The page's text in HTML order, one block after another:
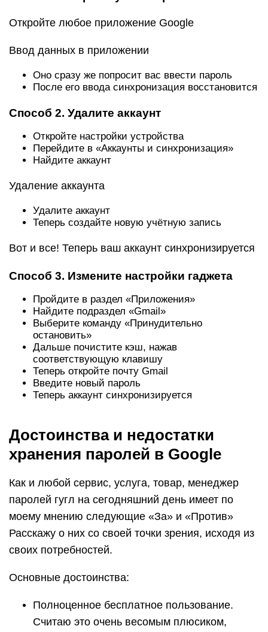
Откройте любое приложение Google
Ввод данных в приложении
Оно сразу же попросит вас ввести пароль
После его ввода синхронизация восстановится
Способ 2. Удалите аккаунт
Откройте настройки устройства
Перейдите в «Аккаунты и синхронизация»
Найдите аккаунт
Удаление аккаунта
Удалите аккаунт
Теперь создайте новую учётную запись
Вот и все! Теперь ваш аккаунт синхронизируется
Способ 3. Измените настройки гаджета
Пройдите в раздел «Приложения»
Найдите подраздел «Gmail»
Выберите команду «Принудительно
остановить»
Дальше почистите кэш, нажав
соответствующую клавишу
Теперь откройте почту Gmail
Введите новый пароль
Теперь аккаунт синхронизируется
Достоинства и недостатки
хранения паролей в Google
Как и любой сервис, услуга, товар, менеджер
паролей гугл на сегодняшний день имеет по
моему мнению следующие «За» и «Против»
Расскажу о них со своей точки зрения, исходя из
своих потребностей.
Основные достоинства:
Полноценное бесплатное пользование.
Считаю это очень весомым плюсиком,